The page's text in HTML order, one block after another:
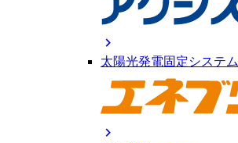
chevron_right
太陽光発電固定システム
chevron_right